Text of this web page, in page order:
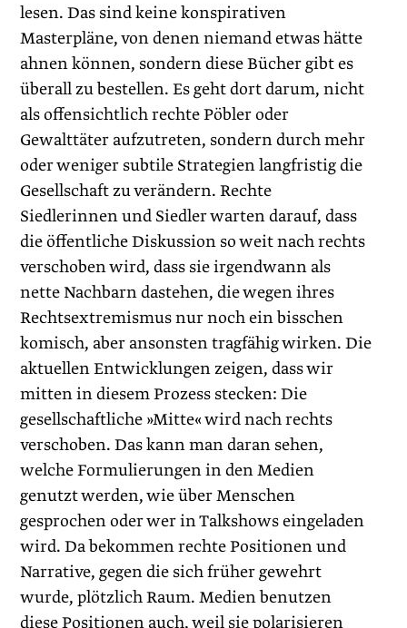
lesen. Das sind keine konspirativen
Masterpläne, von denen niemand etwas hätte
ahnen können, sondern diese Bücher gibt es
überall zu bestellen. Es geht dort darum, nicht
als offensichtlich rechte Pöbler oder
Gewalttäter aufzutreten, sondern durch mehr
oder weniger subtile Strategien langfristig die
Gesellschaft zu verändern. Rechte
Siedlerinnen und Siedler warten darauf, dass
die öffentliche Diskussion so weit nach rechts
verschoben wird, dass sie irgendwann als
nette Nachbarn dastehen, die wegen ihres
Rechtsextremismus nur noch ein bisschen
komisch, aber ansonsten tragfähig wirken. Die
aktuellen Entwicklungen zeigen, dass wir
mitten in diesem Prozess stecken: Die
gesellschaftliche »Mitte« wird nach rechts
verschoben. Das kann man daran sehen,
welche Formulierungen in den Medien
genutzt werden, wie über Menschen
gesprochen oder wer in Talkshows eingeladen
wird. Da bekommen rechte Positionen und
Narrative, gegen die sich früher gewehrt
wurde, plötzlich Raum. Medien benutzen
diese Positionen auch, weil sie polarisieren